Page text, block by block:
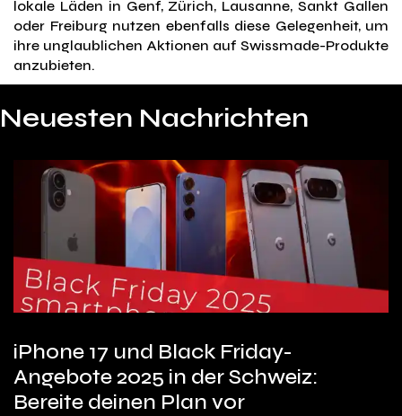
lokale Läden in Genf, Zürich, Lausanne, Sankt Gallen
oder Freiburg nutzen ebenfalls diese Gelegenheit, um
ihre unglaublichen Aktionen auf Swissmade-Produkte
anzubieten.
Neuesten Nachrichten
iPhone 17 und Black Friday-
Angebote 2025 in der Schweiz:
Bereite deinen Plan vor